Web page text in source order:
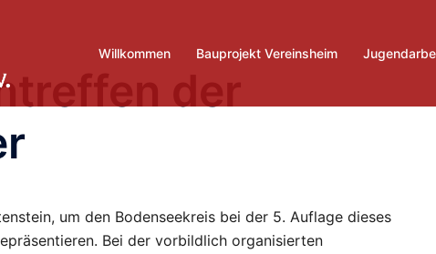
Willkommen Bauprojekt Vereinsheim
der
um den Bodenseekreis bei der 5. Auflage dieses
Bei der vorbildlich organisierten